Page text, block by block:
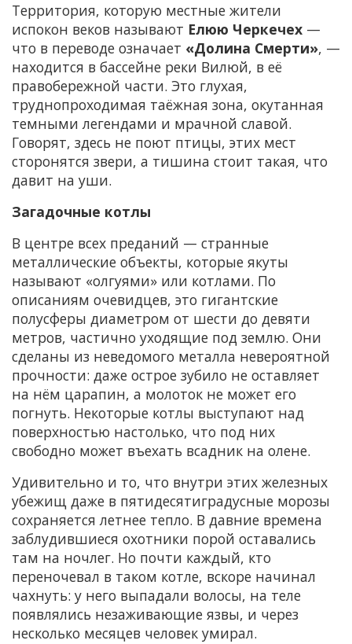
Территория, которую местные жители
испокон веков называют Елюю Черкечех —
что в переводе означает «Долина Смерти», —
находится в бассейне реки Вилюй, в её
правобережной части. Это глухая,
труднопроходимая таёжная зона, окутанная
темными легендами и мрачной славой.
Говорят, здесь не поют птицы, этих мест
сторонятся звери, а тишина стоит такая, что
давит на уши.
Загадочные котлы
В центре всех преданий — странные
металлические объекты, которые якуты
называют «олгуями» или котлами. По
описаниям очевидцев, это гигантские
полусферы диаметром от шести до девяти
метров, частично уходящие под землю. Они
сделаны из неведомого металла невероятной
прочности: даже острое зубило не оставляет
на нём царапин, а молоток не может его
погнуть. Некоторые котлы выступают над
поверхностью настолько, что под них
свободно может въехать всадник на олене.
Удивительно и то, что внутри этих железных
убежищ даже в пятидесятиградусные морозы
сохраняется летнее тепло. В давние времена
заблудившиеся охотники порой оставались
там на ночлег. Но почти каждый, кто
переночевал в таком котле, вскоре начинал
чахнуть: у него выпадали волосы, на теле
появлялись незаживающие язвы, и через
несколько месяцев человек умирал.